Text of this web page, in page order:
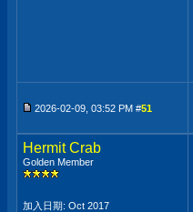
2026-02-09, 03:52 PM #51
Hermit Crab
Golden Member
加入日期: Oct 2017